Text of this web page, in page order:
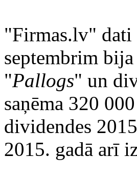
"Firmas.lv" dati
septembrim
"Pallogs" un
saņēma 320
dividendes
2015. gadā arī